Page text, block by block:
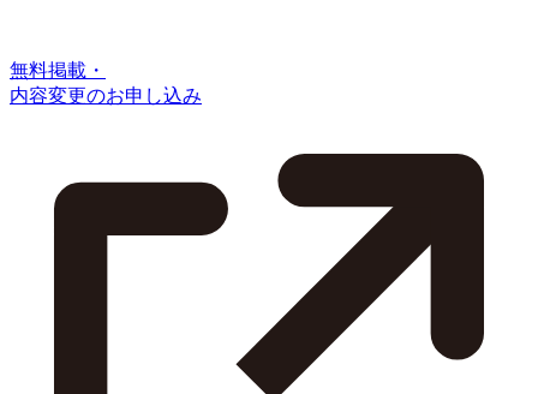
無料掲載・
内容変更のお申し込み